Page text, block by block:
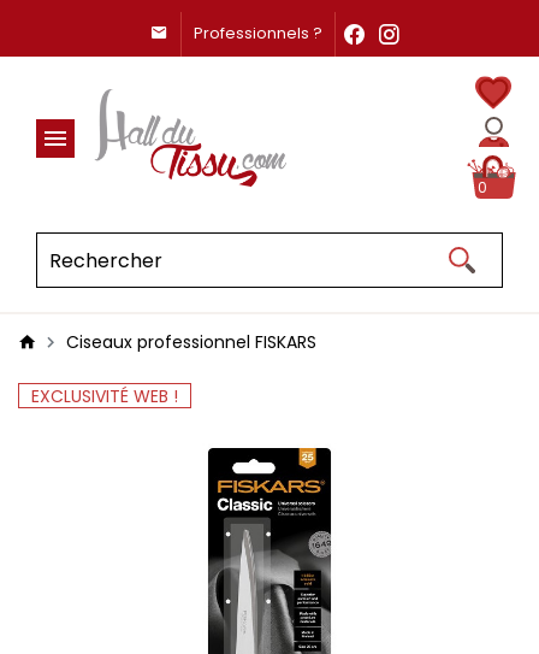
Professionnels ?
0
Ciseaux professionnel FISKARS
EXCLUSIVITÉ WEB !